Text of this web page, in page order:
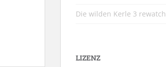
Die wilden Kerle 3 rewatch
LIZENZ